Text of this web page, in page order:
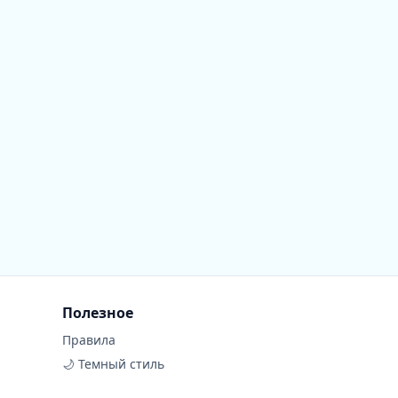
Полезное
Правила
🌙 Темный стиль